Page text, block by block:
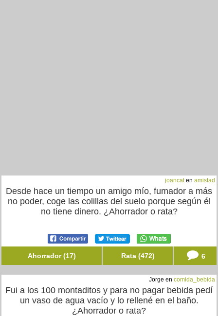
joancaten amistad
Desde hace un tiempo un amigo mío, fumador a más
no poder, coge las colillas del suelo porque según él
no tiene dinero. ¿Ahorrador o rata?
Ahorrador (17) Rata (472) 6
Jorge en comida_bebida
Fui a los 100 montaditos y para no pagar bebida pedí
un vaso de agua vacío y lo rellené en el baño.
¿Ahorrador o rata?